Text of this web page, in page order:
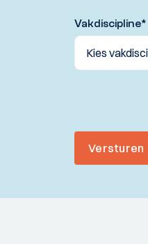
Vakdiscipline*
Versturen